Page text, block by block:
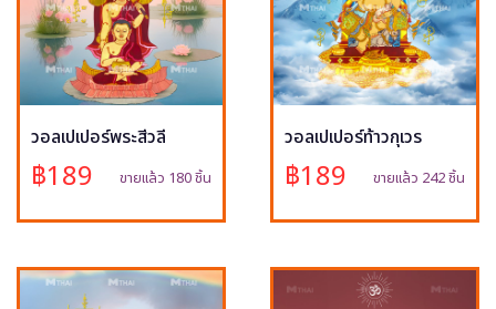
วอลเปเปอร์พระสีวลี
฿189 ขายแล้ว 180 ชิ้น
วอลเปเปอร์ท้าวกุเวร
฿189 ขายแล้ว 242 ชิ้น